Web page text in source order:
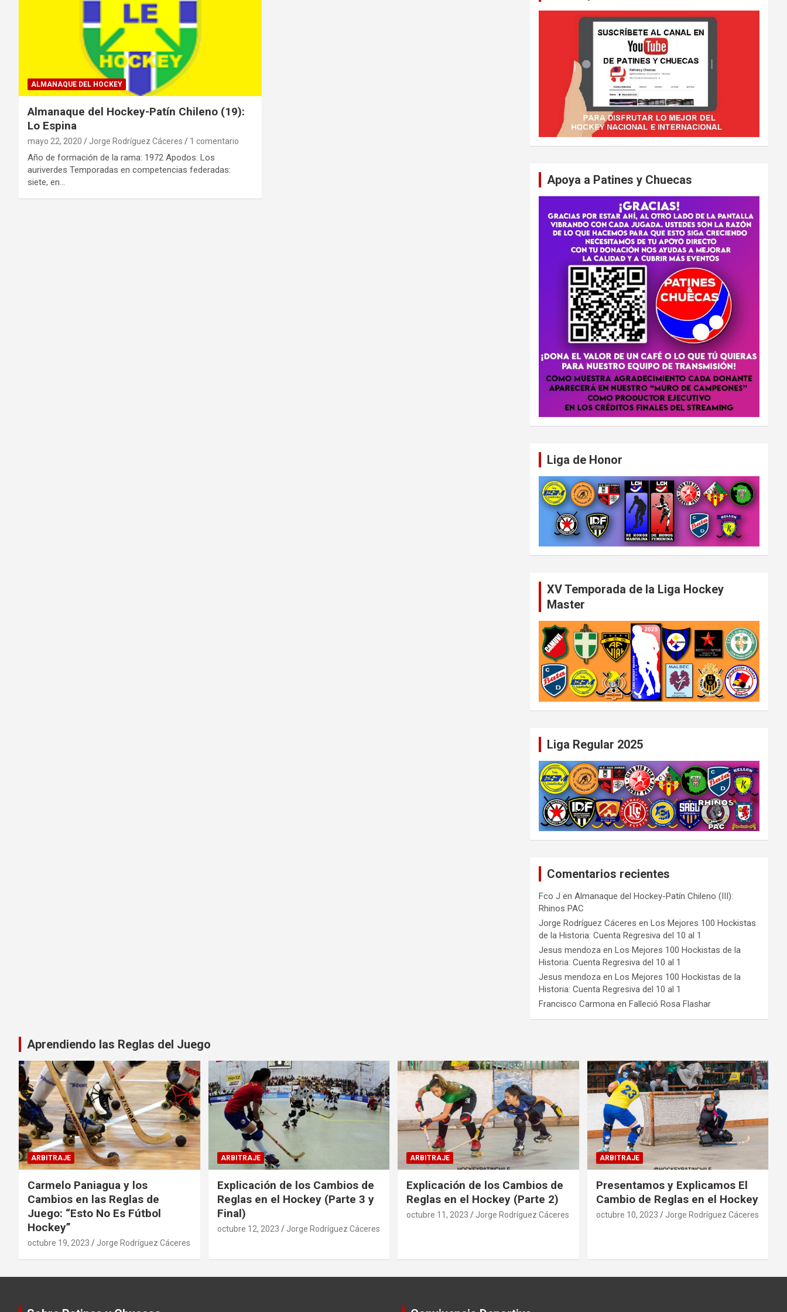
ALMANAQUE DEL HOCKEY
Almanaque del Hockey-Patín Chileno (19):
Lo Espina
mayo 22, 2020 Jorge Rodríguez Cáceres 1 comentario
Año de formación de la rama: 1972 Apodos: Los
auriverdes Temporadas en competencias federadas:
siete, en…
Apoya a Patines y Chuecas
Liga de Honor
XV Temporada de la Liga Hockey
Master
Liga Regular 2025
Comentarios recientes
Fco J enAlmanaque del Hockey-Patín Chileno (III):
Rhinos PAC
Jorge Rodríguez Cáceres enLos Mejores 100 Hockistas
de la Historia: Cuenta Regresiva del 10 al 1
Jesus mendoza enLos Mejores 100 Hockistas de la
Historia: Cuenta Regresiva del 10 al 1
Jesus mendoza enLos Mejores 100 Hockistas de la
Historia: Cuenta Regresiva del 10 al 1
Francisco Carmona enFalleció Rosa Flashar
Aprendiendo las Reglas del Juego
ARBITRAJE
Carmelo Paniagua y los
Cambios en las Reglas de
Juego: “Esto No Es Fútbol
Hockey”
octubre 19, 2023 Jorge Rodríguez Cáceres
ARBITRAJE
Explicación de los Cambios de
Reglas en el Hockey (Parte 3 y
Final)
octubre 12, 2023 Jorge Rodríguez Cáceres
ARBITRAJE
Explicación de los Cambios de
Reglas en el Hockey (Parte 2)
octubre 11, 2023 Jorge Rodríguez Cáceres
ARBITRAJE
Presentamos y Explicamos El
Cambio de Reglas en el Hockey
octubre 10, 2023 Jorge Rodríguez Cáceres